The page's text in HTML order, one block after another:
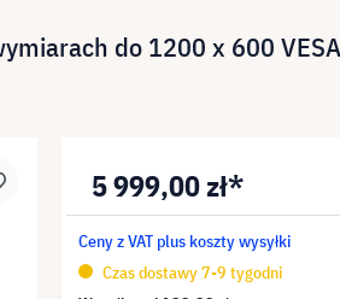
do 1200 x 600
5 999,00 zł*
Ceny z VAT plus koszty wysyłki
Czas dostawy 7-9 tygodni